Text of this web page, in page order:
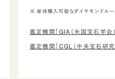
※ 単体購入可能なダイヤモンドル
鑑定機関「GIA（米国宝石学会）
鑑定機関「CGL（中央宝石研究